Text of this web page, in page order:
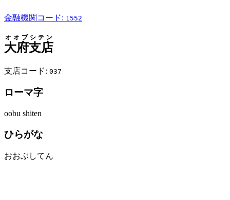
金融機関コード: 1552
大府支店
オオブシテン
支店コード: 037
ローマ字
oobu shiten
ひらがな
おおぶしてん